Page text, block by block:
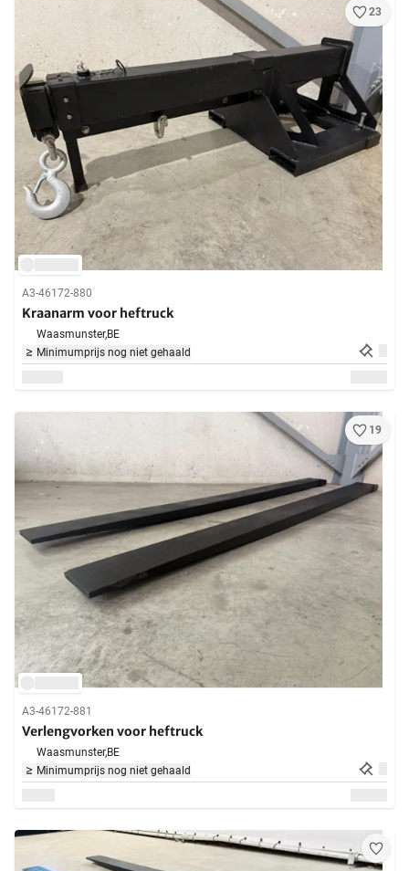
23
A3-46172-880
Kraanarm voor heftruck
Waasmunster,BE
Minimumprijs nog niet gehaald
19
A3-46172-881
Verlengvorken voor heftruck
Waasmunster,BE
Minimumprijs nog niet gehaald